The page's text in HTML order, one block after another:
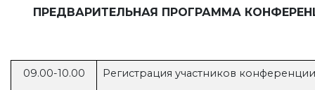
ПРЕДВАРИТЕЛЬНАЯ ПРОГРАММА
09.00-10.00 Регистрация участников конференции